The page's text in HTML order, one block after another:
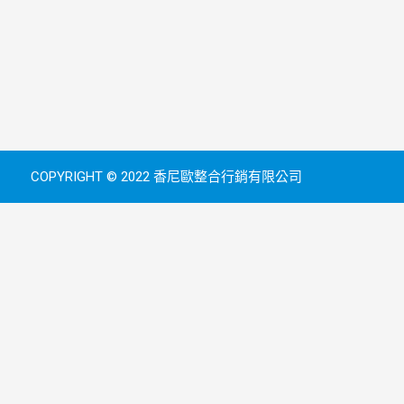
COPYRIGHT © 2022 香尼歐整合行銷有限公司